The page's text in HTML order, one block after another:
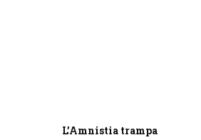
L’Amnistia trampa